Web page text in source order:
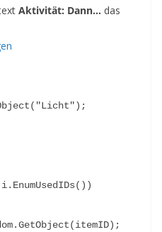
Aktivität: Dann… das